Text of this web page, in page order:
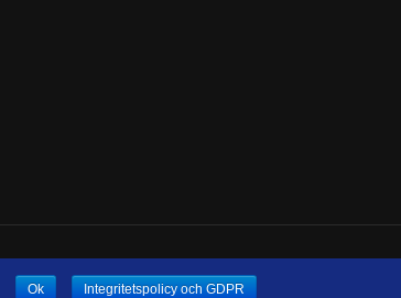
Ok Integritetspolicy och GDPR